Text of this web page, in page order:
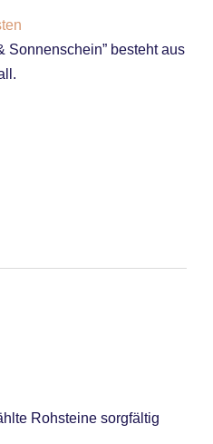
Sonnenschein” besteht aus
Rohsteine sorgfältig